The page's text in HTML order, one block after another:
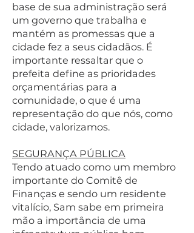
base de sua administração será
um governo que trabalha e
mantém as promessas que a
cidade fez a seus cidadãos. É
importante ressaltar que o
prefeita define as prioridades
orçamentárias para a
comunidade, o que é uma
representação do que nós, como
cidade, valorizamos.
SEGURANÇA PÚBLICA
Tendo atuado como um membro
importante do Comitê de
Finanças e sendo um residente
vitalício, Sam sabe em primeira
mão a importância de uma